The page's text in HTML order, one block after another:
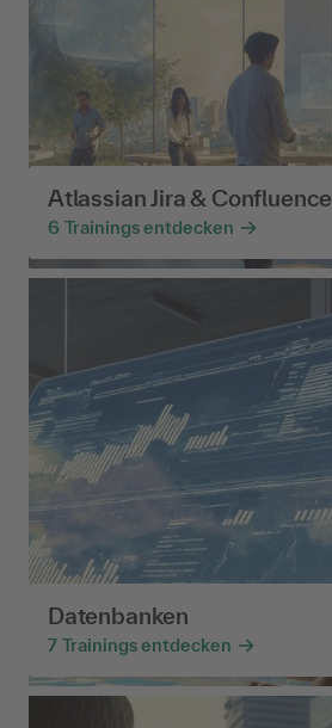
Atlassian Jira & Confluence
6 Trainings entdecken
Datenbanken
7 Trainings entdecken